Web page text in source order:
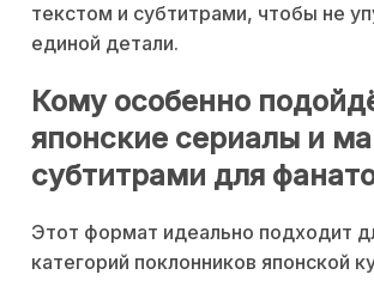
текстом и субтитрами, чтобы не
единой детали.
Кому особенно
японские сериалы и
субтитрами для
Этот формат идеально подходит
категорий поклонников японской